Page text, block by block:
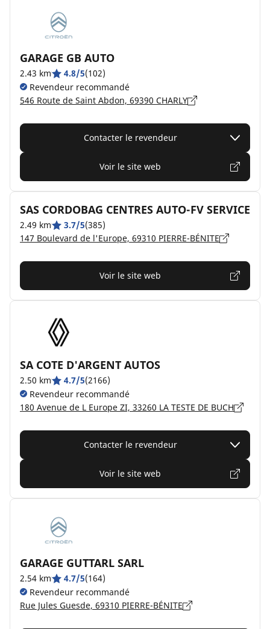
GARAGE GB AUTO
2.43 km 4.8/5(102)
Revendeur recommandé
546 Route de Saint Abdon, 69390 CHARLY
Contacter le revendeur
Voir le site web
SAS CORDOBAG CENTRES AUTO-FV SERVICE
2.49 km 3.7/5(385)
147 Boulevard de l'Europe, 69310 PIERRE-BÉNITE
Voir le site web
SA COTE D'ARGENT AUTOS
2.50 km 4.7/5(2166)
Revendeur recommandé
180 Avenue de L Europe ZI, 33260 LA TESTE DE BUCH
Contacter le revendeur
Voir le site web
GARAGE GUTTARL SARL
2.54 km 4.7/5(164)
Revendeur recommandé
Rue Jules Guesde, 69310 PIERRE-BÉNITE